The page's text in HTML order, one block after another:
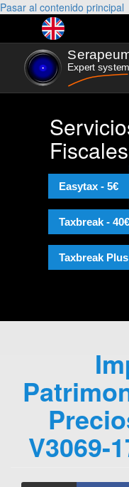
Pasar al contenido principal
Easytax - 5€
Taxbreak -
Taxbreak
V3069-